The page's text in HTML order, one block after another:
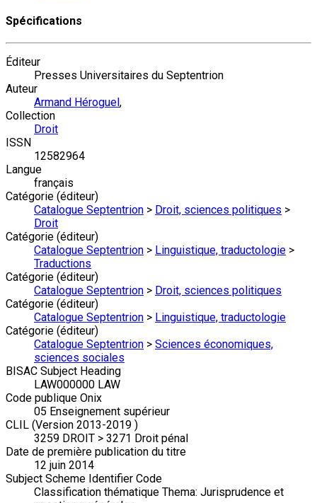
Spécifications
Éditeur
Presses Universitaires du Septentrion
Auteur
Armand Héroguel ,
Collection
Droit
ISSN
12582964
Langue
français
Catégorie (éditeur)
Catalogue Septentrion > Droit, sciences politiques >
Droit
Catégorie (éditeur)
Catalogue Septentrion > Linguistique, traductologie >
Traductions
Catégorie (éditeur)
Catalogue Septentrion > Droit, sciences politiques
Catégorie (éditeur)
Catalogue Septentrion > Linguistique, traductologie
Catégorie (éditeur)
Catalogue Septentrion > Sciences économiques,
sciences sociales
BISAC Subject Heading
LAW000000 LAW
Code publique Onix
05 Enseignement supérieur
CLIL (Version 2013-2019 )
3259 DROIT > 3271 Droit pénal
Date de première publication du titre
12 juin 2014
Subject Scheme Identifier Code
Classification thématique Thema: Jurisprudence et